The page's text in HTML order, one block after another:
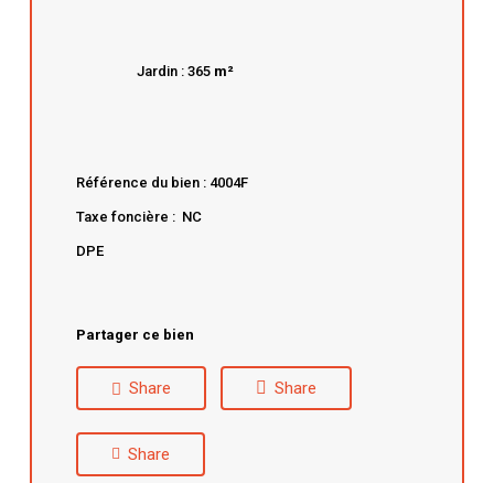
Jardin : 365 m²
Référence du bien : 4004F
Taxe foncière : NC
DPE
Partager ce bien
Share Share
Share